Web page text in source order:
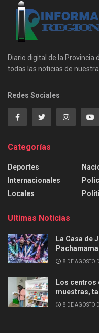
Diario digital de la Provincia
todas las noticias de
Redes Sociales
Categorías
Deportes
Internacionales
Locales
Ultimas Noticias
La Casa de
8 DE AGOSTO
Los centros
muestras,
8 DE AGOSTO